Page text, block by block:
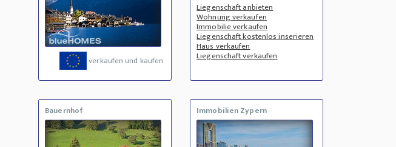
verkaufen und kaufen
Liegenschaft anbieten
Wohnung verkaufen
Immobilie verkaufen
Liegenschaft kostenlos inserieren
Haus verkaufen
Liegenschaft verkaufen
Bauernhof Immobilien Zypern